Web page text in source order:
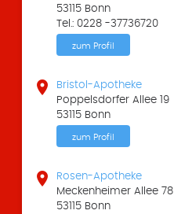
53115 Bonn
Tel.: 0228 -37736720
zum Profil

Bristol-Apotheke
Poppelsdorfer Allee 19
53115 Bonn
zum Profil

Rosen-Apotheke
Meckenheimer Allee 78
53115 Bonn